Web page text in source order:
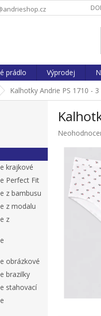
prádlo Výprodej
Kalhotky Andrie PS 1710 - 3
krajkové
Perfect Fit
z bambusu
z modalu
z
obrázkové
brazilky
stahovací
Průměrné
hvězdiček.